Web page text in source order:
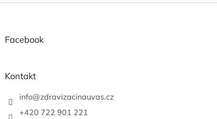
Facebook
Kontakt
info@zdravizacinauvas.cz
+420 722 901 221